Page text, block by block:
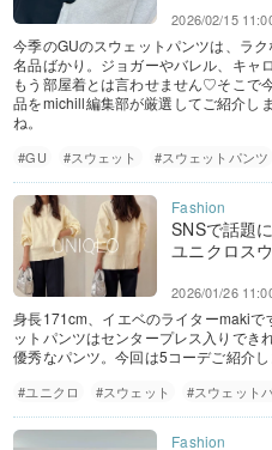
2026/02/15
今季のGUのスウェットパンツは、ラ
名品ばかり。ジョガーやバレル、キャ
もう部屋着とは言わせません♡そこで
品をmichill編集部が厳選してご紹介し
ね。
#GU #スウェット #スウェットパンツ
SNSで話題
ユニクロス
2026/01/26
身長171cm、イエベのライターmakiで
ットパンツはセンタープレス入りでき
優秀なパンツ。今回は5コーデご紹介し
#ユニクロ #スウェット #スウェット